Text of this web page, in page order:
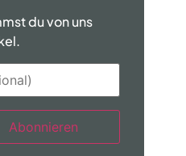
du von uns
Abonnieren